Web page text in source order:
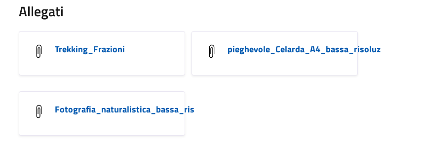
Allegati
Trekking_Frazioni pieghevole_Celarda_A4_bassa_risoluz
Fotografia_naturalistica_bassa_ris